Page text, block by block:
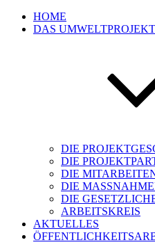
HOME
DAS UMWELTPROJEKT
DIE
DIE
DIE
DIE
DIE
ARBEITSKREIS
AKTUELLES